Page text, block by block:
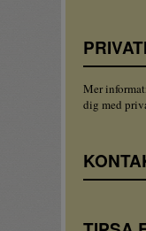
Mer
dig med